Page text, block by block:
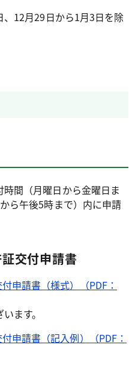
12月29日から1月3日を除
間（月曜日から金曜日ま
ら午後5時まで）内に申請
交付申請書
申請書（様式）（PDF：
ます。
申請書（記入例）（PDF：